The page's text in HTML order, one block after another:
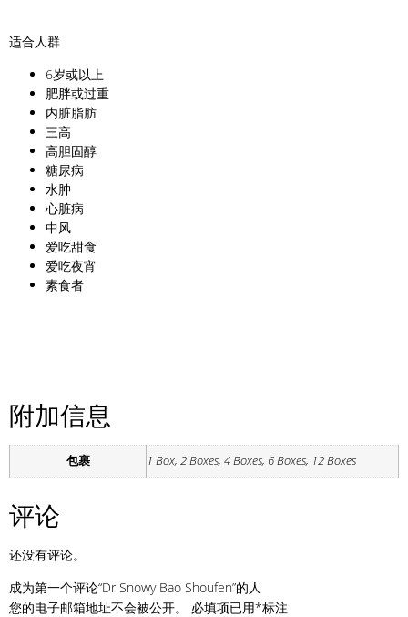
适合人群
6岁或以上
肥胖或过重
内脏脂肪
三高
高胆固醇
糖尿病
水肿
心脏病
中风
爱吃甜食
爱吃夜宵
素食者
附加信息
包裹 1 Box, 2 Boxes, 4 Boxes, 6 Boxes, 12 Boxes
评论
还没有评论。
成为第一个评论“Dr Snowy Bao Shoufen”的人
您的电子邮箱地址不会被公开。
必填项已用*标注